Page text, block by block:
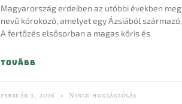
Magyarország erdeiben az utóbbi években
nevű kórokozó, amelyet egy Ázsiából
A fertőzés elsősorban a magas kőris és
TOVÁBB
február 3, 2026 Nincs hozzászólás